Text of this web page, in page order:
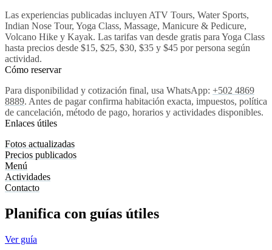
Las experiencias publicadas incluyen ATV Tours, Water Sports,
Indian Nose Tour, Yoga Class, Massage, Manicure & Pedicure,
Volcano Hike y Kayak. Las tarifas van desde gratis para Yoga Class
hasta precios desde $15, $25, $30, $35 y $45 por persona según
actividad.
Cómo reservar
Para disponibilidad y cotización final, usa WhatsApp: +502 4869
8889. Antes de pagar confirma habitación exacta, impuestos, política
de cancelación, método de pago, horarios y actividades disponibles.
Enlaces útiles
Fotos actualizadas
Precios publicados
Menú
Actividades
Contacto
Planifica con guías útiles
Ver guía